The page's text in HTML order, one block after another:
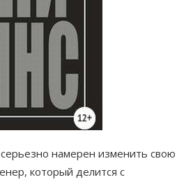
намерен изменить свою
который делится с